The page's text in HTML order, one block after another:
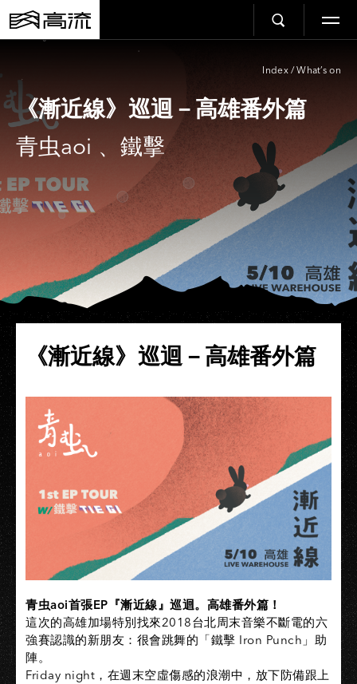
Index / What’s on
《漸近線》巡迴－高雄番外篇
青虫aoi 、鐵擊
《漸近線》巡迴－高雄番外篇
青虫aoi首張EP『漸近線』巡迴。高雄番外篇！
這次的高雄加場特別找來2018台北周末音樂不斷電的六
強賽認識的新朋友：很會跳舞的「鐵擊 Iron Punch」助
陣。
Friday night，在週末空虛傷感的浪潮中，放下防備跟上